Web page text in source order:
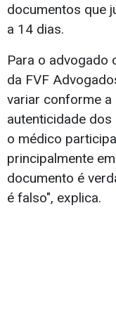
documentos que
a 14 dias.
Para o advogado
da FVF
variar conforme
autenticidade
o médico
principalmente
documento é
é falso", explica.